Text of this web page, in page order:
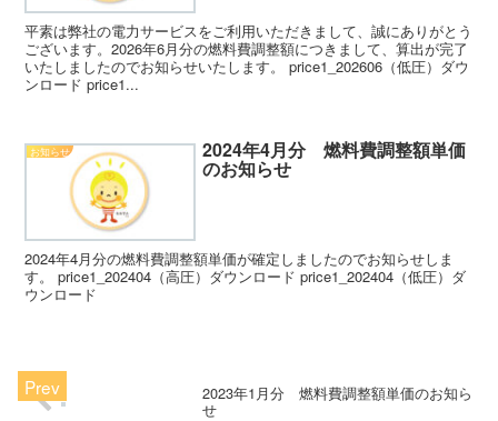
平素は弊社の電力サービスをご利用いただきまして、誠にありがとう
ございます。2026年6月分の燃料費調整額につきまして、算出が完了
いたしましたのでお知らせいたします。 price1_202606（低圧）ダウ
ンロード price1...
お知らせ 2024年4月分 燃料費調整額単価
のお知らせ
2024年4月分の燃料費調整額単価が確定しましたのでお知らせしま
す。 price1_202404（高圧）ダウンロード price1_202404（低圧）ダ
ウンロード
2023年1月分 燃料費調整額単価のお知ら
せ